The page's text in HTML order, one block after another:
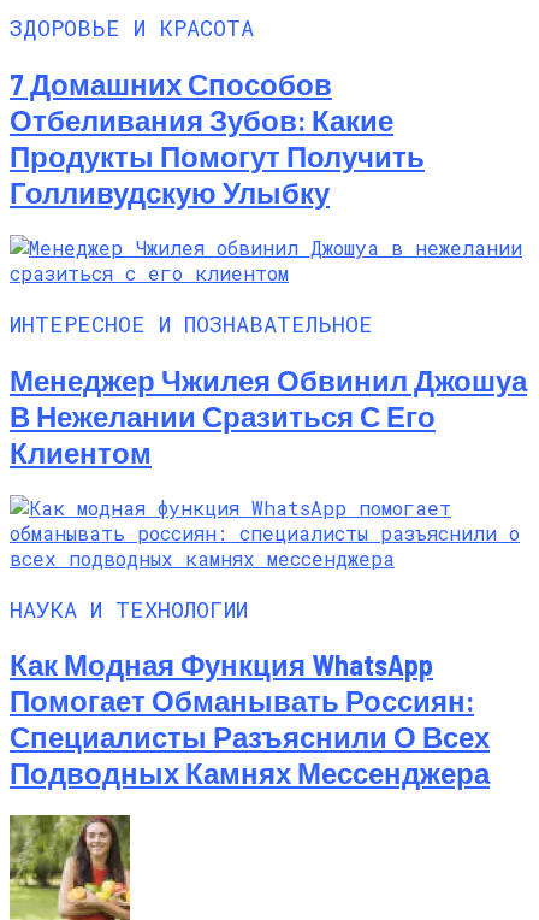
ЗДОРОВЬЕ И КРАСОТА
7 Домашних Способов
Отбеливания Зубов: Какие
Продукты Помогут Получить
Голливудскую Улыбку
ИНТЕРЕСНОЕ И ПОЗНАВАТЕЛЬНОЕ
Менеджер Чжилея Обвинил Джошуа
В Нежелании Сразиться С Его
Клиентом
НАУКА И ТЕХНОЛОГИИ
Как Модная Функция WhatsApp
Помогает Обманывать Россиян:
Специалисты Разъяснили О Всех
Подводных Камнях Мессенджера